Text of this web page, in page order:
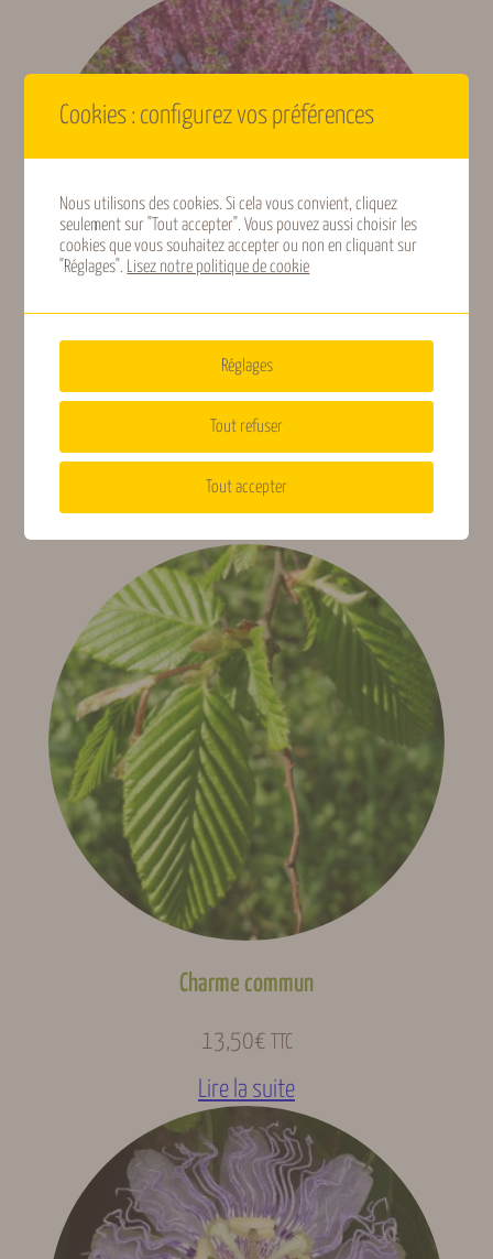
Ensoleillement Héliophile
Fécondation Autofertile
Floraison (Gard,
indicative)
Avril, Mai
Fructification
Janvier, Février,
Décembre
Agrumes
Afrique
Rusticité Rustique (-10 à -20 °C)
Type de sols Tous type de sols
Type d’agrume
Type mandarine &
clémentine
Type de plante Arbre
Porte-greffe
C35, C4475, FA5,
Poncirus, Volkameriana
Il n’y a pas encore d’avis. Seuls les clients connectés ayant
acheté ce produit ont la possibilité de laisser un avis.Se
Arbre de Judée
13,50€ TTC
Charme commun
13,50€ TTC
Lire la suite
Cookies : configurez vos préférences
Nous utilisons des cookies. Si cela vous convient, cliquez
seulement sur "Tout accepter". Vous pouvez aussi choisir les
cookies que vous souhaitez accepter ou non en cliquant sur
"Réglages".
Lisez notre politique de cookie
Réglages
Tout refuser
Tout accepter